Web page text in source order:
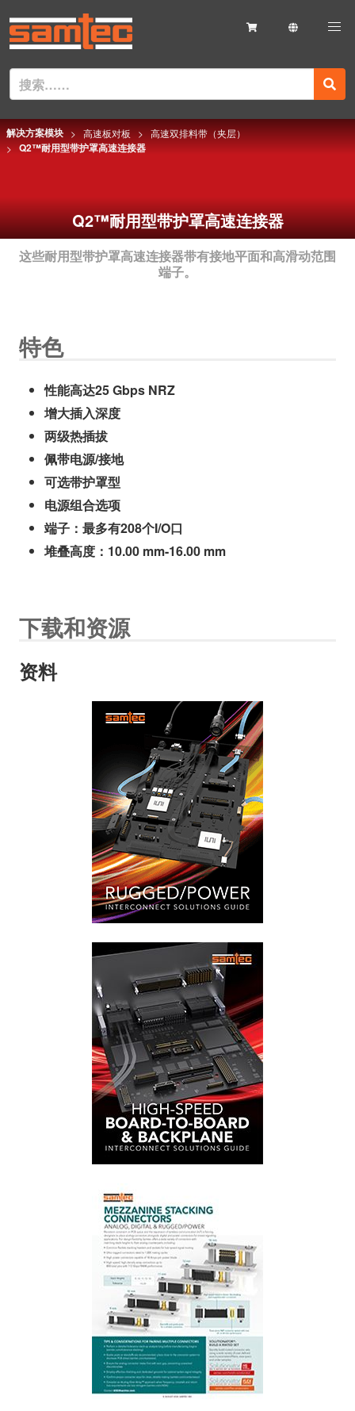
解决方案模块 高速板对板 高速双排料带（夹层）
Q2™耐用型带护罩高速连接器
Q2™耐用型带护罩高速连接器
这些耐用型带护罩高速连接器带有接地平面和高滑动范围
端子。
特色
性能高达25 Gbps NRZ
增大插入深度
两级热插拔
佩带电源/接地
可选带护罩型
电源组合选项
端子：最多有208个I/O口
堆叠高度：10.00 mm-16.00 mm
下载和资源
资料